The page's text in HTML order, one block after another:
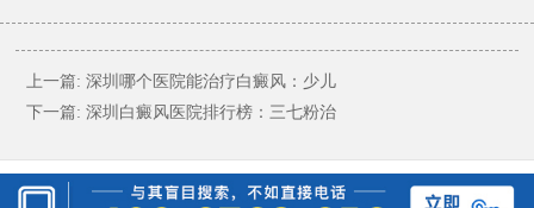
上一篇: 深圳哪个医院能治疗白癜风：少儿
下一篇: 深圳白癜风医院排行榜：三七粉治